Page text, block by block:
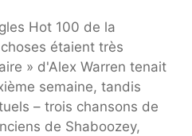
Hot 100 de la
étaient très
» d'Alex Warren tenait
semaine, tandis
– trois chansons de
de Shaboozey,